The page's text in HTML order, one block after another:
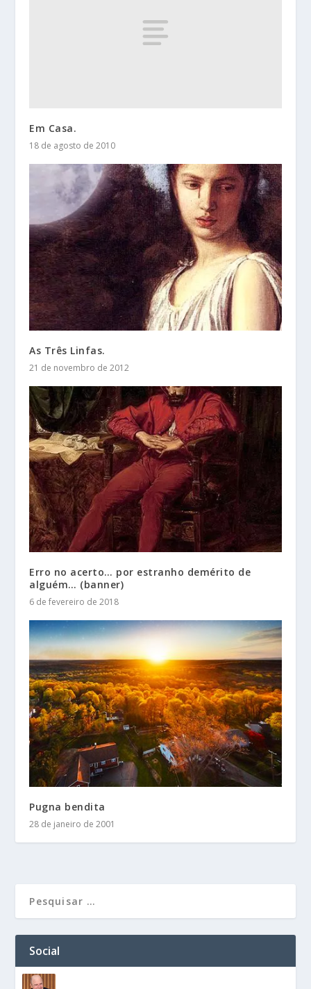
Em Casa.
18 de agosto de 2010
As Três Linfas.
21 de novembro de 2012
Erro no acerto… por estranho demérito de
alguém… (banner)
6 de fevereiro de 2018
Pugna bendita
28 de janeiro de 2001
Social